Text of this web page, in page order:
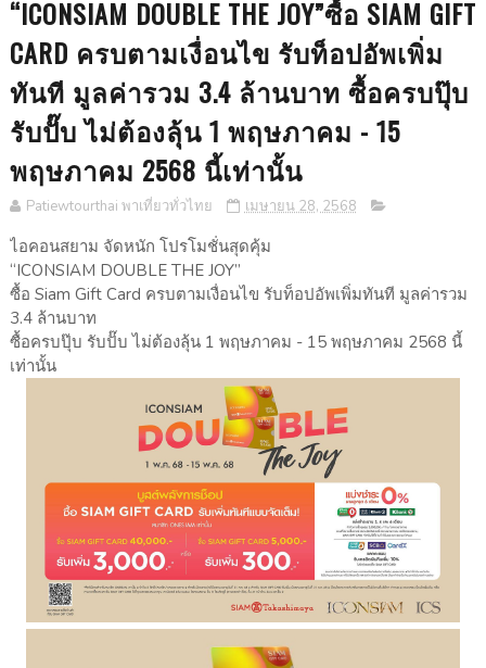
“ICONSIAM DOUBLE THE JOY”ซื้อ SIAM GIFT
CARD ครบตามเงื่อนไข รับท็อปอัพเพิ่ม
ทันที มูลค่ารวม 3.4 ล้านบาท ซื้อครบปุ๊บ
รับปั๊บ ไม่ต้องลุ้น 1 พฤษภาคม - 15
พฤษภาคม 2568 นี้เท่านั้น
Patiewtourthai พาเที่ยวทั่วไทย เมษายน 28, 2568
ไอคอนสยาม จัดหนัก โปรโมชั่นสุดคุ้ม
“ICONSIAM DOUBLE THE JOY”
ซื้อ Siam Gift Card ครบตามเงื่อนไข รับท็อปอัพเพิ่มทันที มูลค่ารวม
3.4 ล้านบาท
ซื้อครบปุ๊บ รับปั๊บ ไม่ต้องลุ้น 1 พฤษภาคม - 15 พฤษภาคม 2568 นี้
เท่านั้น